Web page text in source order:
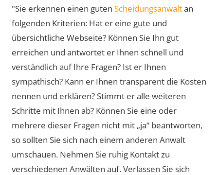
"Sie erkennen einen guten Scheidungsanwaltan
folgenden Kriterien: Hat er eine gute und
übersichtliche Webseite? Können Sie Ihn gut
erreichen und antwortet er Ihnen schnell und
verständlich auf Ihre Fragen? Ist er Ihnen
sympathisch? Kann er Ihnen transparent die Kosten
nennen und erklären? Stimmt er alle weiteren
Schritte mit Ihnen ab? Können Sie eine oder
mehrere dieser Fragen nicht mit „ja“ beantworten,
so sollten Sie sich nach einem anderen Anwalt
umschauen. Nehmen Sie ruhig Kontakt zu
verschiedenen Anwälten auf. Verlassen Sie sich